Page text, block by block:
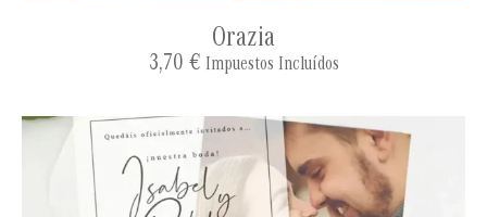
Orazia
3,70 € Impuestos Incluídos